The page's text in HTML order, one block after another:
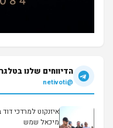
הדיווחים שלנו
@netivoti
איזנקוט למרדכי
מיכאל שמש